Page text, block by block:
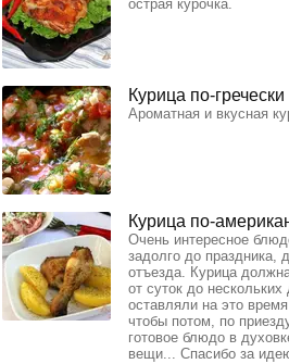
острая курочка.
Курица по-гречески
Ароматная и вкусная
Курица по-
Очень интересное
задолго до праздника,
отъезда. Курица
от суток до
оставляли на это
чтобы потом, по
готовое блюдо в
вещи... Спасибо за